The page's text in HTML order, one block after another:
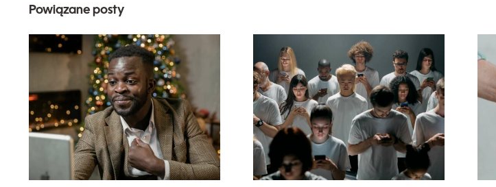
Powiązane posty
Jak ukryć
obserwujących na
LinkedIn, aby
zachować
prywatność
Wskazówki
dotyczące
projektowania
wyjątkowych reklam
na Facebooku, które
skutecznie
konwertują